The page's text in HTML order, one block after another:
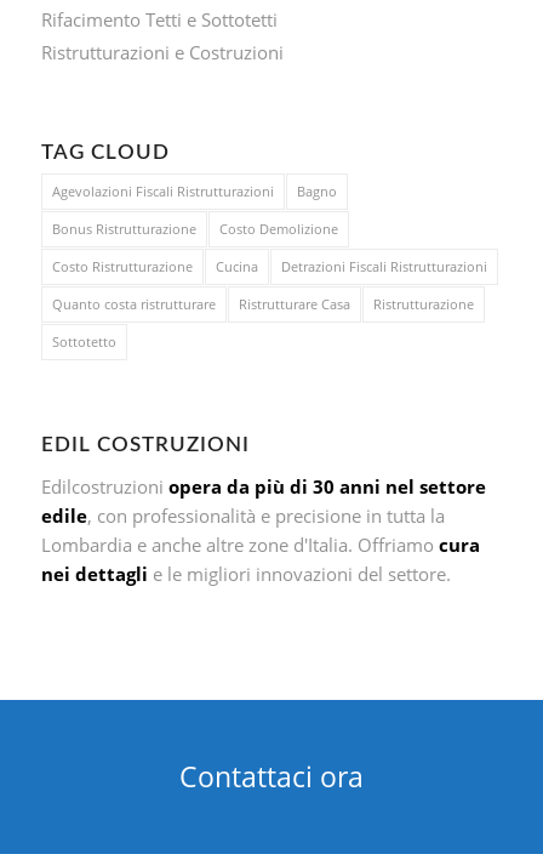
Rifacimento Tetti e Sottotetti
Ristrutturazioni e Costruzioni
TAG CLOUD
Agevolazioni Fiscali Ristrutturazioni Bagno
Bonus Ristrutturazione Costo Demolizione
Costo Ristrutturazione Cucina Detrazioni Fiscali Ristrutturazioni
Quanto costa ristrutturare Ristrutturare Casa Ristrutturazione
Sottotetto
EDIL COSTRUZIONI
Edilcostruzioni opera da più di 30 anni nel settore
edile, con professionalità e precisione in tutta la
Lombardia e anche altre zone d'Italia. Offriamo cura
nei dettagli e le migliori innovazioni del settore.
Contattaci ora